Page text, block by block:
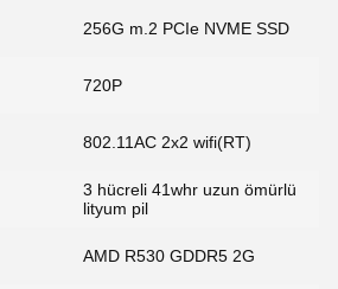
256G m.2 PCIe NVME SSD
720P
802.11AC 2x2 wifi(RT)
3 hücreli 41whr uzun ömürlü
lityum pil
AMD R530 GDDR5 2G